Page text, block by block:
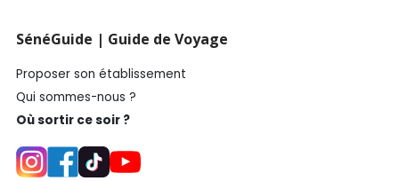
SénéGuide | Guide de Voyage
Proposer son établissement
Qui sommes-nous ?
Où sortir ce soir ?